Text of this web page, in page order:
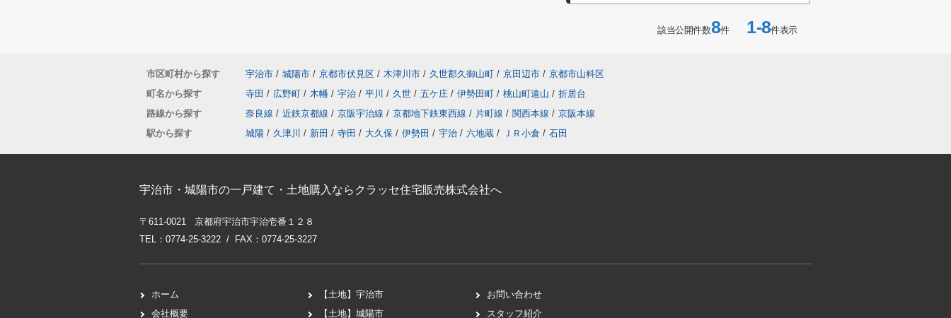
該当公開件数8件1-8件表示
市区町村から探す 宇治市 / 城陽市 / 京都市伏見区 / 木津川市 / 久世郡久御山町 / 京田辺市 / 京都市山科区
町名から探す
寺田 / 広野町 / 木幡 / 宇治 / 平川 / 久世 / 五ケ庄 / 伊勢田町 / 桃山町遠山 / 折居台
路線から探す
奈良線 / 近鉄京都線 / 京阪宇治線 / 京都地下鉄東西線 / 片町線 / 関西本線 / 京阪本線
駅から探す
城陽 / 久津川 / 新田 / 寺田 / 大久保 / 伊勢田 / 宇治 / 六地蔵 / ＪＲ小倉 / 石田
宇治市・城陽市の一戸建て・土地購入ならクラッセ住宅販売株式会社へ
〒611-0021 京都府宇治市宇治壱番１２８
TEL：0774-25-3222 / FAX：0774-25-3227
ホーム
会社概要
【土地】宇治市
【土地】城陽市
お問い合わせ
スタッフ紹介